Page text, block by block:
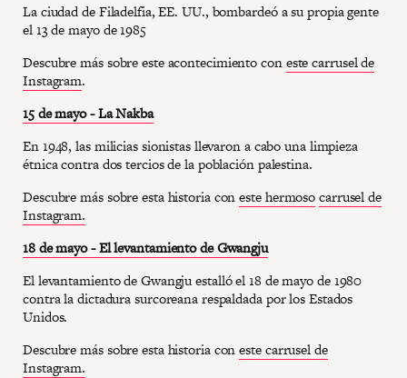
La ciudad de Filadelfia, EE. UU., bombardeó a su propia gente
el 13 de mayo de 1985
Descubre más sobre este acontecimiento coneste carrusel de
Instagram.
15 de mayo - La Nakba
En 1948, las milicias sionistas llevaron a cabo una limpieza
étnica contra dos tercios de la población palestina.
Descubre más sobre esta historia conestehermosocarrusel de
Instagram.
18 de mayo - El levantamiento de Gwangju
El levantamiento de Gwangju estalló el 18 de mayo de 1980
contra la dictadura surcoreana respaldada por los Estados
Unidos.
Descubre más sobre esta historia coneste carrusel de
Instagram.